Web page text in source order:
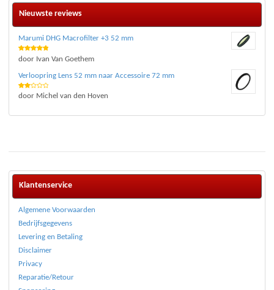
Nieuwste reviews
Marumi DHG Macrofilter +3 52 mm
Waardering
door Ivan Van Goethem
Verloopring Lens 52 mm naar Accessoire 72 mm
Waar
door Michel van den Hoven
Klantenservice
Algemene Voorwaarden
Bedrijfsgegevens
Levering en Betaling
Disclaimer
Privacy
Reparatie/Retour